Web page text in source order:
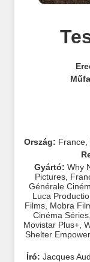
Ország: France
Gyártó: Why
Pictures,
Générale
Luca
Films, Mobra
Cinéma Séries
Movistar Plus+,
Shelter
Író: Jacques